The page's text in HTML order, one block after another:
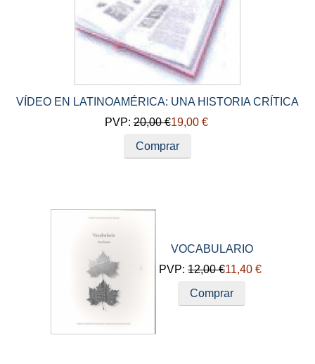
VÍDEO EN LATINOAMÉRICA: UNA HISTORIA CRÍTICA
PVP:20,00 €19,00 €
Comprar
VOCABULARIO
PVP: 12,00 €11,40 €
Comprar